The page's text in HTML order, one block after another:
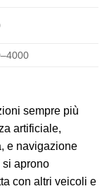
sempre più
artificiale,
e navigazione
si aprono
con altri veicoli e